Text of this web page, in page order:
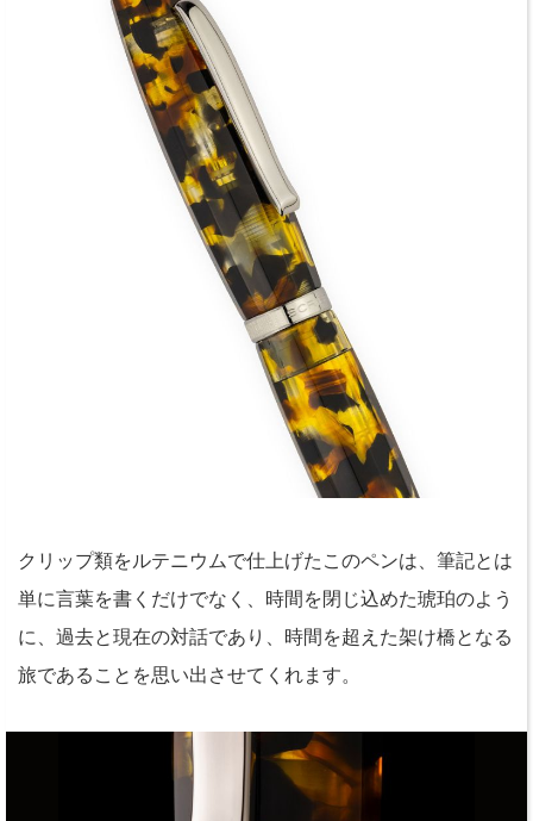
クリップ類をルテニウムで仕上げたこのペンは、筆記とは
単に言葉を書くだけでなく、時間を閉じ込めた琥珀のよう
に、過去と現在の対話であり、時間を超えた架け橋となる
旅であることを思い出させてくれます。